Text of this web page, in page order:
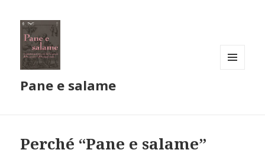
Pane e salame
Perché “Pane e salame”